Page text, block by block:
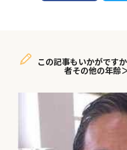
この記事もいかがです
者その他の年齢